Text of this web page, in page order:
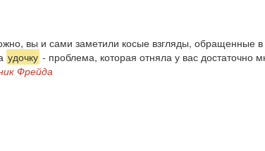
вы и сами заметили косые взгляды, обращенные
удочку - проблема, которая отняла у вас достаточно
Фрейда